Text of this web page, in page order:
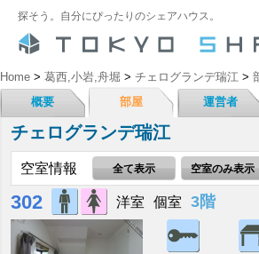
探そう。自分にぴったりのシェアハウス。
Home > 葛西,小岩,舟堀 > チェログランデ瑞江 >
概要
部屋 運営者
チェログランデ瑞江
空室情報 全て表示 空室のみ表示
302 洋室 個室 3階